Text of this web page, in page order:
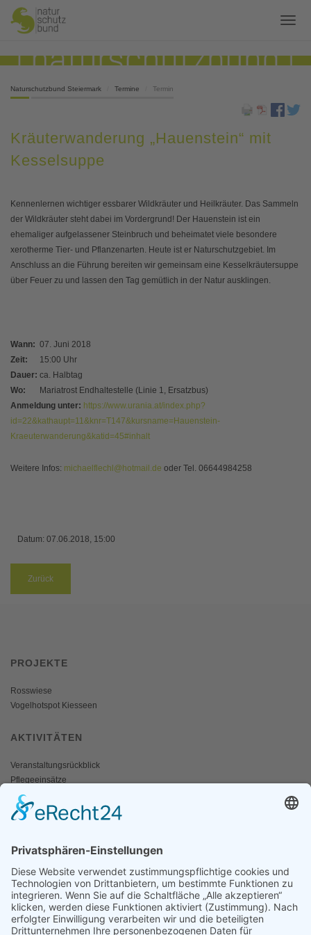
Naturschutzbund Steiermark Termine Termin
Kräuterwanderung „Hauenstein“ mit
Kesselsuppe
Kennenlernen wichtiger essbarer Wildkräuter und Heilkräuter. Das Sammeln
der Wildkräuter steht dabei im Vordergrund! Der Hauenstein ist ein
ehemaliger aufgelassener Steinbruch und beheimatet viele besondere
xerotherme Tier- und Pflanzenarten. Heute ist er Naturschutzgebiet. Im
Anschluss an die Führung bereiten wir gemeinsam eine Kesselkräutersuppe
über Feuer zu und lassen den Tag gemütlich in der Natur ausklingen.
Wann: 07. Juni 2018
Zeit:
15:00 Uhr
Dauer: ca. Halbtag
Wo:
Mariatrost Endhaltestelle (Linie 1, Ersatzbus)
Anmeldung unter: https://www.urania.at/index.php?
id=22&kathaupt=11&knr=T147&kursname=Hauenstein-
Kraeuterwanderung&katid=45#inhalt
Weitere Infos: michaelflechl@hotmail.de oder Tel. 06644984258
Datum: 07.06.2018, 15:00
Zurück
PROJEKTE
Rosswiese
Vogelhotspot Kiesseen
AKTIVITÄTEN
Veranstaltungsrückblick
Pflegeeinsätze
AKTIV WERDEN
Mitgliedschaft
Spenden
SERVICE
Shop